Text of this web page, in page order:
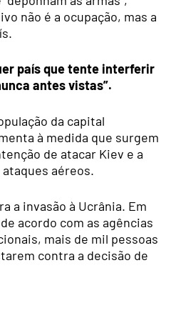
não é a ocupação, mas a
país que tente interferir
antes vistas”.
da capital
à medida que surgem
de atacar Kiev e a
aéreos.
a invasão à Ucrânia. Em
acordo com as agências
mais de mil pessoas
contra a decisão de